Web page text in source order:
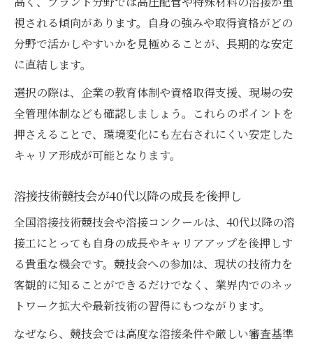
視される傾向があります。自身の強みや取得資格がどの
分野で活かしやすいかを見極めることが、長期的な安定
に直結します。
選択の際は、企業の教育体制や資格取得支援、現場の安
全管理体制なども確認しましょう。これらのポイントを
押さえることで、環境変化にも左右されにくい安定した
キャリア形成が可能となります。
溶接技術競技会が40代以降の成長を後押し
全国溶接技術競技会や溶接コンクールは、40代以降の溶
接工にとっても自身の成長やキャリアアップを後押しす
る貴重な機会です。競技会への参加は、現状の技術力を
客観的に知ることができるだけでなく、業界内でのネッ
トワーク拡大や最新技術の習得にもつながります。
なぜなら、競技会では高度な溶接条件や厳しい審査基準